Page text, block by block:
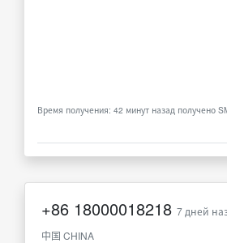
Время получения: 42 минут назад получено
+86 18000018218 7 дней
中国 CHINA